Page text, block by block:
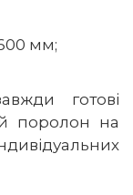
мм;
готові
поролон на